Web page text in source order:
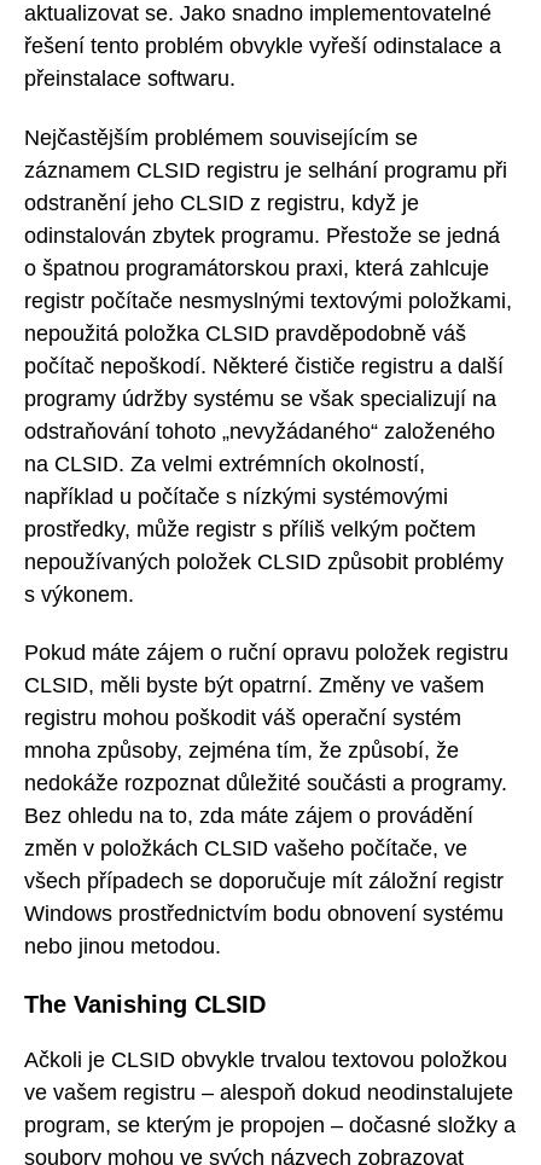
aktualizovat se. Jako snadno implementovatelné
řešení tento problém obvykle vyřeší odinstalace a
přeinstalace softwaru.
Nejčastějším problémem souvisejícím se
záznamem CLSID registru je selhání programu při
odstranění jeho CLSID z registru, když je
odinstalován zbytek programu. Přestože se jedná
o špatnou programátorskou praxi, která zahlcuje
registr počítače nesmyslnými textovými položkami,
nepoužitá položka CLSID pravděpodobně váš
počítač nepoškodí. Některé čističe registru a další
programy údržby systému se však specializují na
odstraňování tohoto „nevyžádaného“ založeného
na CLSID. Za velmi extrémních okolností,
například u počítače s nízkými systémovými
prostředky, může registr s příliš velkým počtem
nepoužívaných položek CLSID způsobit problémy
s výkonem.
Pokud máte zájem o ruční opravu položek registru
CLSID, měli byste být opatrní. Změny ve vašem
registru mohou poškodit váš operační systém
mnoha způsoby, zejména tím, že způsobí, že
nedokáže rozpoznat důležité součásti a programy.
Bez ohledu na to, zda máte zájem o provádění
změn v položkách CLSID vašeho počítače, ve
všech případech se doporučuje mít záložní registr
Windows prostřednictvím bodu obnovení systému
nebo jinou metodou.
The Vanishing CLSID
Ačkoli je CLSID obvykle trvalou textovou položkou
ve vašem registru – alespoň dokud neodinstalujete
program, se kterým je propojen – dočasné složky a
soubory mohou ve svých názvech zobrazovat